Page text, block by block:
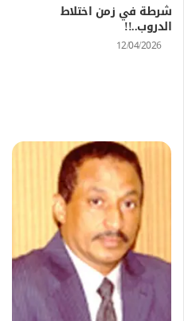
شرطة في زمن اختلاط
الدروب..!!
12/04/2026